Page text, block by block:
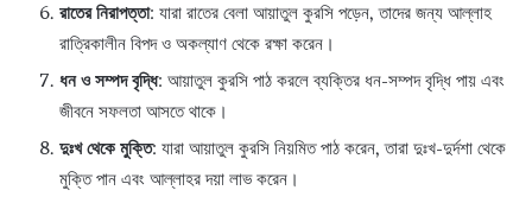
রাতের নিরাপত্তা: যারা রাতের বেলা আয়াতুল কুরসি পড়েন, তাদের জন্য আল্লাহ
রাত্রিকালীন বিপদ ও অকল্যাণ থেকে রক্ষা করেন।
ধন ও সম্পদ বৃদ্ধি: আয়াতুল কুরসি পাঠ করলে ব্যক্তির ধন-সম্পদ বৃদ্ধি পায় এবং
জীবনে সফলতা আসতে থাকে।
দুঃখ থেকে মুক্তি: যারা আয়াতুল কুরসি নিয়মিত পাঠ করেন, তারা দুঃখ-দুর্দশা থেকে
মুক্তি পান এবং আল্লাহর দয়া লাভ করেন।